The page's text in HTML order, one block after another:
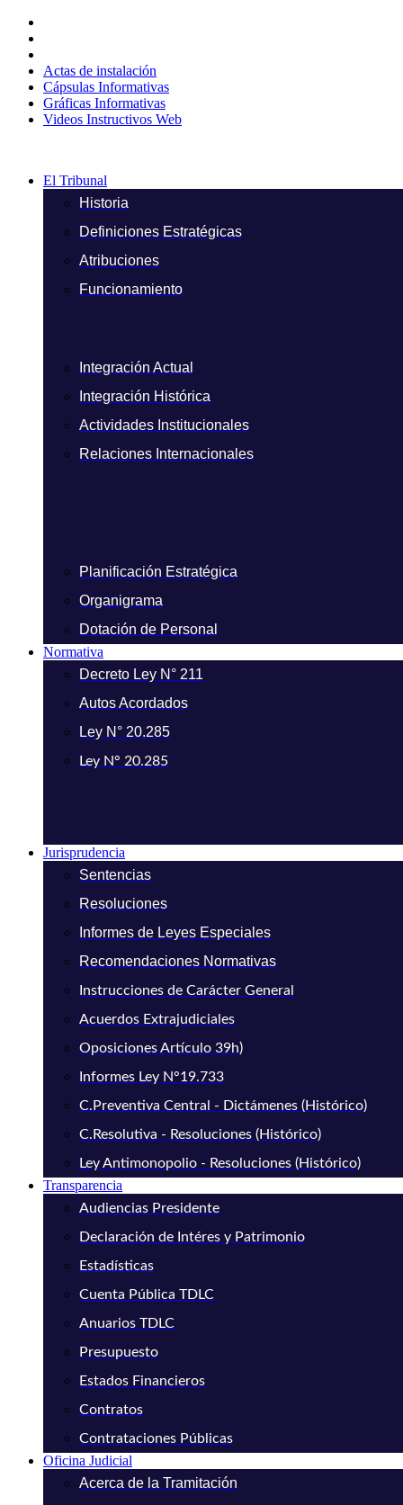
contenido
Actas de instalación
Cápsulas Informativas
Gráficas Informativas
Videos Instructivos Web
El Tribunal
Historia
Definiciones Estratégicas
Atribuciones
Funcionamiento
Integración Actual
Integración Histórica
Actividades Institucionales
Relaciones Internacionales
Planificación Estratégica
Organigrama
Dotación de Personal
Normativa
Decreto Ley N° 211
Autos Acordados
Ley N° 20.285
Ley N° 20.285
Jurisprudencia
Sentencias
Resoluciones
Informes de Leyes Especiales
Recomendaciones Normativas
Instrucciones de Carácter General
Acuerdos Extrajudiciales
Oposiciones Artículo 39h)
Informes Ley N°19.733
C.Preventiva Central - Dictámenes (Histórico)
C.Resolutiva - Resoluciones (Histórico)
Ley Antimonopolio - Resoluciones (Histórico)
Transparencia
Audiencias Presidente
Declaración de Intéres y Patrimonio
Estadísticas
Cuenta Pública TDLC
Anuarios TDLC
Presupuesto
Estados Financieros
Contratos
Contrataciones Públicas
Oficina Judicial
Acerca de la Tramitación